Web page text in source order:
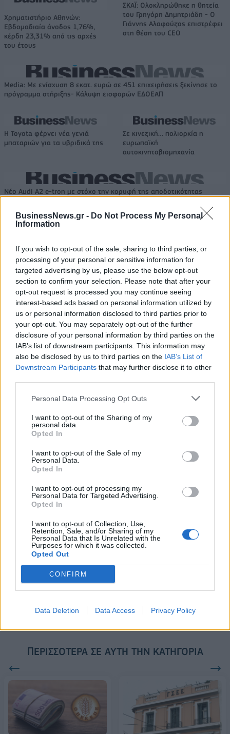
BusinessNews.gr - Do Not Process My Personal
Information
If you wish to opt-out of the sale, sharing to third parties, or
processing of your personal or sensitive information for
targeted advertising by us, please use the below opt-out
section to confirm your selection. Please note that after your
opt-out request is processed you may continue seeing
interest-based ads based on personal information utilized by
us or personal information disclosed to third parties prior to
your opt-out. You may separately opt-out of the further
disclosure of your personal information by third parties on the
IAB’s list of downstream participants. This information may
also be disclosed by us to third parties on the IAB’s List of
Downstream Participants that may further disclose it to other
Personal Data Processing Opt Outs
I want to opt-out of the Sharing of my
personal data.
Opted In
I want to opt-out of the Sale of my
Personal Data.
Opted In
I want to opt-out of processing my
Personal Data for Targeted Advertising.
Opted In
I want to opt-out of Collection, Use,
Retention, Sale, and/or Sharing of my
Personal Data that Is Unrelated with the
Purposes for which it was collected.
Opted Out
CONFIRM
Data Deletion Data Access Privacy Policy
Χρηματιστήριο Αθηνών:
Εβδομαδιαία άνοδος 1,76%,
κέρδη 23,31% από τις αρχές
του έτους
ΣΚΑΪ: Ολοκληρώθηκε η θητεία
του Γρηγόρη Δημητριάδη - Ο
Γιάννης Αλαφούζος επιστρέφει
στη θέση του CEO
Media: Με ενίσχυση 8 εκατ. ευρώ σε 451 επιχειρήσεις ξεκίνησε το
πρόγραμμα στήριξης- Κάλυψη εισφορών ΕΔΟΕΑΠ
Η Toyota φέρνει νέα γενιά
μπαταριών για τα υβριδικά της
Σε κινεζική… πολιορκία η
ευρωπαϊκή
αυτοκινητοβιομηχανία
Νέο Audi A2 e-tron με στόχο την κορυφή της αποδοτικότητας
ημιτελικό με τη Νορβηγία
Ελληνική Αναπτυξιακή Τράπεζα: Με «προίκα» 2 δισ. ευρώ ανοίγει
δρόμο για δάνεια έως 5 δισ. σε μικρομεσαίες
Β.Σ. Καρούλιας: Τζίρος 98,7
εκατ. ευρώ και αύξηση κερδών
57% - Τα νέα στοιχήματα σε
Deloitte Ελλάδος:
Χρηματοοικονομικός
σύμβουλος της ΔΕΗ για την
Η Chery επενδύει 75 εκατ. δολάρια στην KG Mobility
Το FIAT 500 Hybrid τώρα από
18.990 ευρώ
2028
18η συνεχόμενη χρονιά για τον ΟΤΕ στη διεθνή σειρά δεικτών
FTSE4Good
Alpha Bank: Για πρώτη φορά το Αρχαίο Θέατρο Επιδαύρου άνοιξε τις
πύλες του σε όλους
ΠΕΡΙΣΣΌΤΕΡΑ ΣΕ ΑΥΤΉ ΤΗΝ ΚΑΤΗΓΟΡΊΑ